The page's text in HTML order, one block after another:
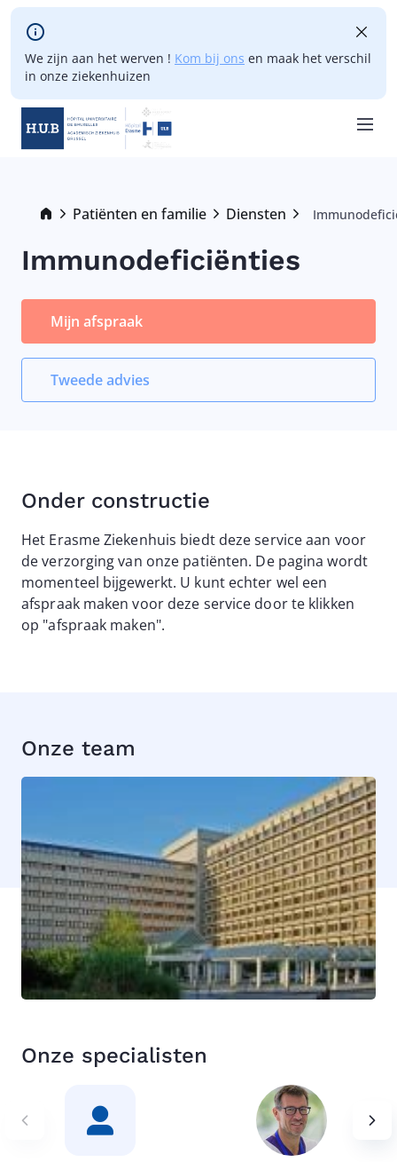
Skip to main content
We zijn aan het werven ! Kom bij ons en maak het verschil
in onze ziekenhuizen
Breadcrumb
Patiënten en familie Diensten
Current:
Immunodeficiënties
Mijn afspraak
Tweede advies
Onder constructie
Het Erasme Ziekenhuis biedt deze service aan voor
de verzorging van onze patiënten. De pagina wordt
momenteel bijgewerkt. U kunt echter wel een
afspraak maken voor deze service door te klikken
op "afspraak maken".
Onze team
Onze specialisten